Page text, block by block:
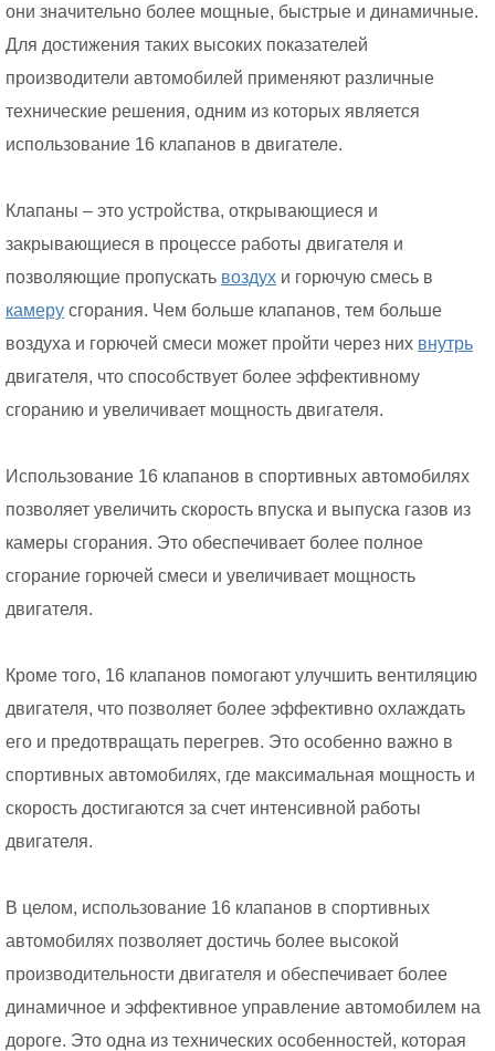
они значительно более мощные, быстрые и динамичные.
Для достижения таких высоких показателей
производители автомобилей применяют различные
технические решения, одним из которых является
использование 16 клапанов в двигателе.
Клапаны – это устройства, открывающиеся и
закрывающиеся в процессе работы двигателя и
позволяющие пропускать воздух и горючую смесь в
камеру сгорания. Чем больше клапанов, тем больше
воздуха и горючей смеси может пройти через них внутрь
двигателя, что способствует более эффективному
сгоранию и увеличивает мощность двигателя.
Использование 16 клапанов в спортивных автомобилях
позволяет увеличить скорость впуска и выпуска газов из
камеры сгорания. Это обеспечивает более полное
сгорание горючей смеси и увеличивает мощность
двигателя.
Кроме того, 16 клапанов помогают улучшить вентиляцию
двигателя, что позволяет более эффективно охлаждать
его и предотвращать перегрев. Это особенно важно в
спортивных автомобилях, где максимальная мощность и
скорость достигаются за счет интенсивной работы
двигателя.
В целом, использование 16 клапанов в спортивных
автомобилях позволяет достичь более высокой
производительности двигателя и обеспечивает более
динамичное и эффективное управление автомобилем на
дороге. Это одна из технических особенностей, которая